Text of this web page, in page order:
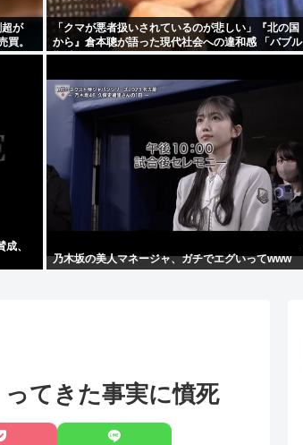
が
買。
「クマが悪者扱いされているのが悲しい」『北の国
から』倉本聰が語った現代社会への違和感 「バブル
期以降、ドラマはつまらなくなった」
、
乃木坂の美人マネージャ、ガチでエグいってwww
てきた事実に憤死